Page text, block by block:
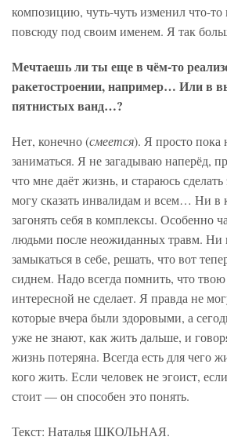
композицию, чуть-чуть изменил что-
повсюду под своим именем. Я так
Мечтаешь ли ты еще в чём-то
ракетостроении, например… Или в
пятнистых ванд…?
Нет, конечно (смеется). Я просто пока
заниматься. Я не загадываю наперёд,
что мне даёт жизнь, и стараюсь
могу сказать инвалидам и всем… Ни в
загонять себя в комплексы. Особенно
людьми после неожиданных травм. Ни
замыкаться в себе, решать, что вот
сиднем. Надо всегда помнить, что
интересной не сделает. Я правда не
которые вчера были здоровыми, а
уже не знают, как жить дальше, и
жизнь потеряна. Всегда есть для чего
кого жить. Если человек не эгоист,
стоит — он способен это понять.
Текст: Наталья ШКОЛЬНАЯ.